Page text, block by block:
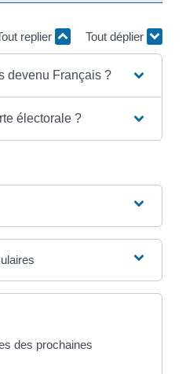
replier Tout déplier
devenu Français ?
électorale ?
des prochaines